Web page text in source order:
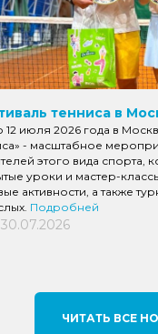
тенниса в
12 июля 2026 года в
- масштабное
этого вида спорта,
уроки и мастер-
активности, а также
Подробней
30.07.2026
ЧИТАТЬ ВСЕ